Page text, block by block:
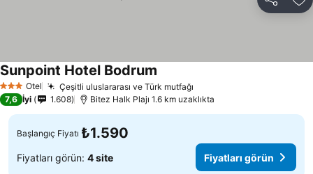
Paylaş
3 YıldızOtel Çeşitli uluslararası ve Türk mutfağı
Sunpoint Hotel Bodrum
7,6 İyi 1.608 Bitez Halk Plajı 1.6 km uzaklıkta
Başlangıç Fiyatı ₺1.590
Fiyatları görün: 4 site Fiyatları görün